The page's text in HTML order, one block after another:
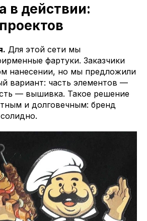
в действии:
Для этой сети мы
фартуки. Заказчики
нанесении, но мы предложили
вариант: часть элементов —
— вышивка. Такое решение
и долговечным: бренд